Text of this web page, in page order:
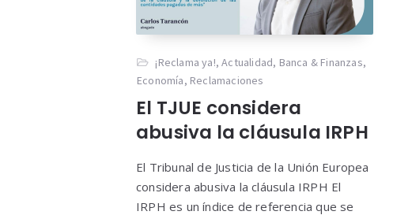
¡Reclama ya!,Actualidad, Banca & Finanzas,
Economía, Reclamaciones
El TJUE considera
abusiva la cláusula IRPH
El Tribunal de Justicia de la Unión Europea
considera abusiva la cláusula IRPH El
IRPH es un índice de referencia que se